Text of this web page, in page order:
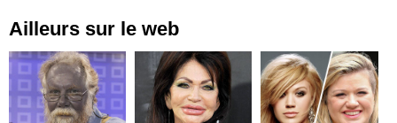
Ailleurs sur le web